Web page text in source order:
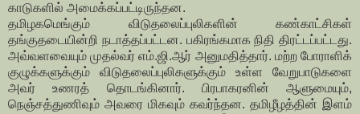
காடுகளில் அமைக்கப்பட்டிருந்தன.
தமிழகமெங்கும் விடுதலைப்புலிகளின் கண்காட்சிகள்
தங்குதடையின்றி நடாத்தப்பட்டன. பகிரங்கமாக நிதி திரட்டப்பட்டது.
அவ்வளவையும் முதல்வர் எம்.ஜி.ஆர் அனுமதித்தார். மற்ற போராளிக்
குழுக்களுக்கும் விடுதலைப்புலிகளுக்கும் உள்ள வேறுபாடுகளை
அவர் உணரத் தொடங்கினார். பிரபாகரனின் ஆளுமையும்,
நெஞ்சத்துணிவும் அவரை மிகவும் கவர்ந்தன. தமிழீழத்தின் இளம்